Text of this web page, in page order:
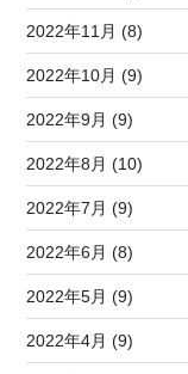
2022年11月 (8)
2022年10月 (9)
2022年9月 (9)
2022年8月 (10)
2022年7月 (9)
2022年6月 (8)
2022年5月 (9)
2022年4月 (9)